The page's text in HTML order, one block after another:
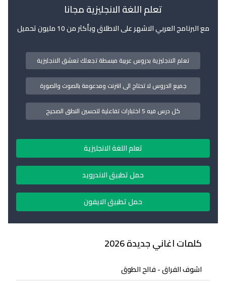
تعلم اللغة الانجليزية مجانا
مع البرنامج العربي الاشهر على الاطلاق وبأكثر من 10 مليون تحميل
تعلم الانجليزية بدروس عربية مبسطة تجعلك تعشق الانجليزية
جميع الدروس لا تحتاج الى انترنت ومدعومة بالصوت والصورة
كل درس فيه 5 اختبارات تفاعلية لتحسين النطق الصحيح
تعلم اللغة الانجليزية
حمل تطبيق الاندرويد
حمل تطبيق الايفون
كلمات اغاني جديدة 2026
اشوف الفراق - فالح الطوق